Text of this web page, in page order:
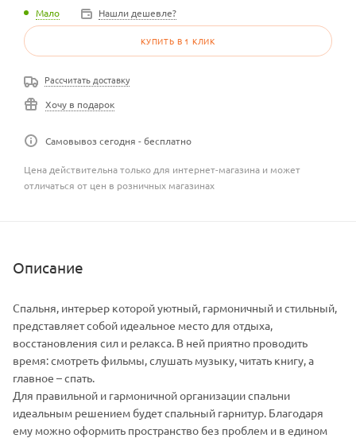
Мало Нашли дешевле?
КУПИТЬ В 1 КЛИК
Рассчитать доставку
Хочу в подарок
Самовывоз сегодня - бесплатно
Цена действительна только для интернет-магазина и может
отличаться от цен в розничных магазинах
Описание
Спальня, интерьер которой уютный, гармоничный и стильный,
представляет собой идеальное место для отдыха,
восстановления сил и релакса. В ней приятно проводить
время: смотреть фильмы, слушать музыку, читать книгу, а
главное – спать.
Для правильной и гармоничной организации спальни
идеальным решением будет спальный гарнитур. Благодаря
ему можно оформить пространство без проблем и в едином